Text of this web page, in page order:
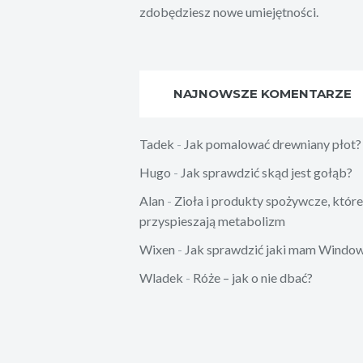
zdobędziesz nowe umiejętności.
NAJNOWSZE KOMENTARZE
Tadek - Jak pomalować drewniany płot?
Hugo - Jak sprawdzić skąd jest gołąb?
Alan - Zioła i produkty spożywcze, które
przyspieszają metabolizm
Wixen - Jak sprawdzić jaki mam
Wladek - Róże – jak o nie dbać?